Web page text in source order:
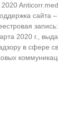
сайта –
2020 г.,
в сфере